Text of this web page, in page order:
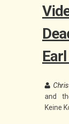
and
Keine